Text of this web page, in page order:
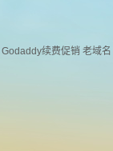
Godaddy续费促销 老域名